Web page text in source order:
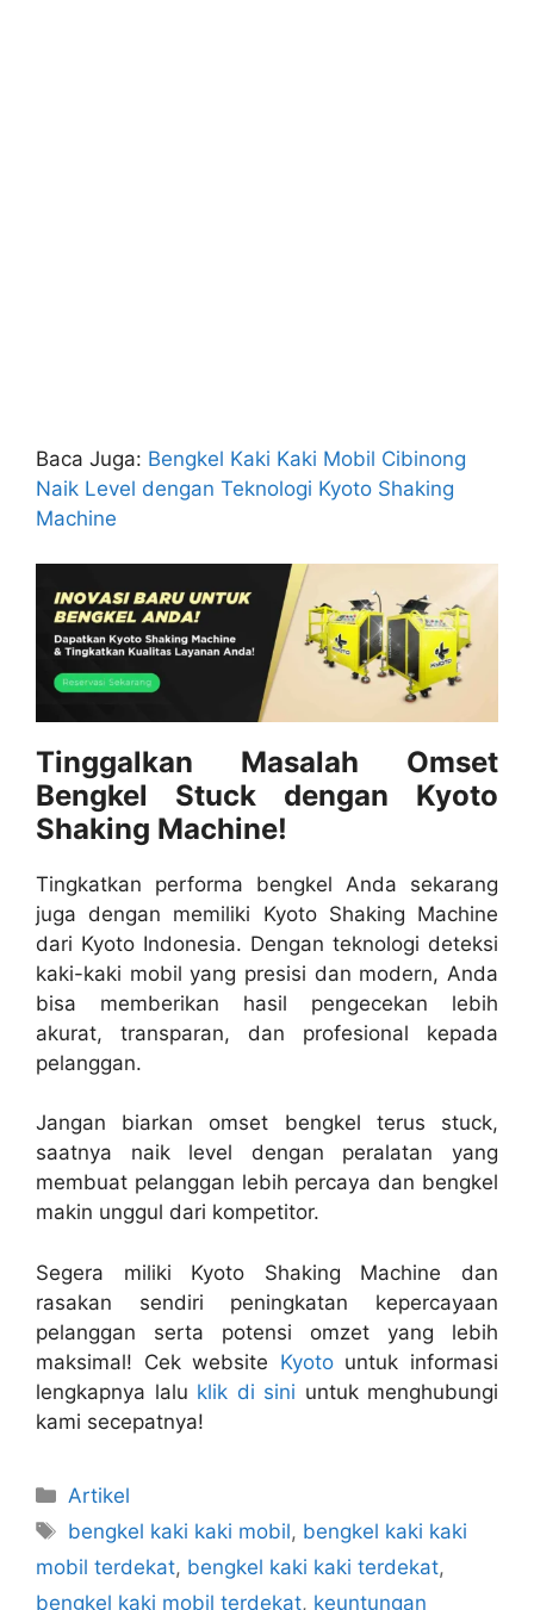
Baca Juga: Bengkel Kaki Kaki Mobil Cibinong
Naik Level dengan Teknologi Kyoto Shaking
Machine
Tinggalkan Masalah Omset
Bengkel Stuck dengan Kyoto
Shaking Machine!
Tingkatkan performa bengkel Anda sekarang
juga dengan memiliki Kyoto Shaking Machine
dari Kyoto Indonesia. Dengan teknologi deteksi
kaki-kaki mobil yang presisi dan modern, Anda
bisa memberikan hasil pengecekan lebih
akurat, transparan, dan profesional kepada
pelanggan.
Jangan biarkan omset bengkel terus stuck,
saatnya naik level dengan peralatan yang
membuat pelanggan lebih percaya dan bengkel
makin unggul dari kompetitor.
Segera miliki Kyoto Shaking Machine dan
rasakan sendiri peningkatan kepercayaan
pelanggan serta potensi omzet yang lebih
maksimal! Cek website Kyotountuk informasi
lengkapnya lalu klik di sini untuk menghubungi
kami secepatnya!
Artikel
bengkel kaki kaki mobil, bengkel kaki kaki
mobil terdekat, bengkel kaki kaki terdekat,
bengkel kaki mobil terdekat, keuntungan